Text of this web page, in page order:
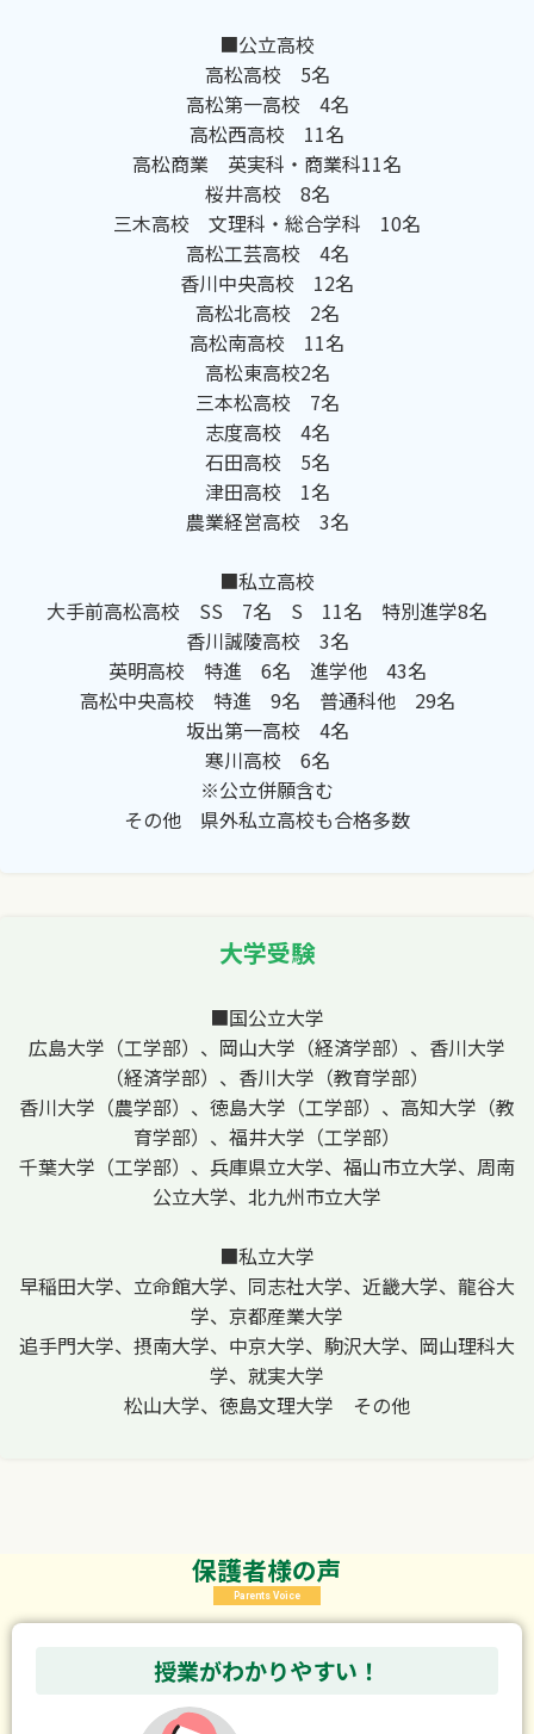
■公立高校
高松高校 5名
高松第一高校 4名
高松西高校 11名
高松商業 英実科・商業科11名
桜井高校 8名
三木高校 文理科・総合学科 10名
高松工芸高校 4名
香川中央高校 12名
高松北高校 2名
高松南高校 11名
高松東高校2名
三本松高校 7名
志度高校 4名
石田高校 5名
津田高校 1名
農業経営高校 3名
■私立高校
大手前高松高校 SS 7名 S 11名 特別進学8名
香川誠陵高校 3名
英明高校 特進 6名 進学他 43名
高松中央高校 特進 9名 普通科他 29名
坂出第一高校 4名
寒川高校 6名
※公立併願含む
その他 県外私立高校も合格多数
大学受験
■国公立大学
広島大学（工学部）、岡山大学（経済学部）、香川大学
（経済学部）、香川大学（教育学部）
香川大学（農学部）、徳島大学（工学部）、高知大学（教
育学部）、福井大学（工学部）
千葉大学（工学部）、兵庫県立大学、福山市立大学、周南
公立大学、北九州市立大学
■私立大学
早稲田大学、立命館大学、同志社大学、近畿大学、龍谷大
学、京都産業大学
追手門大学、摂南大学、中京大学、駒沢大学、岡山理科大
学、就実大学
松山大学、徳島文理大学 その他
保護者様の声
Parents Voice
授業がわかりやすい！